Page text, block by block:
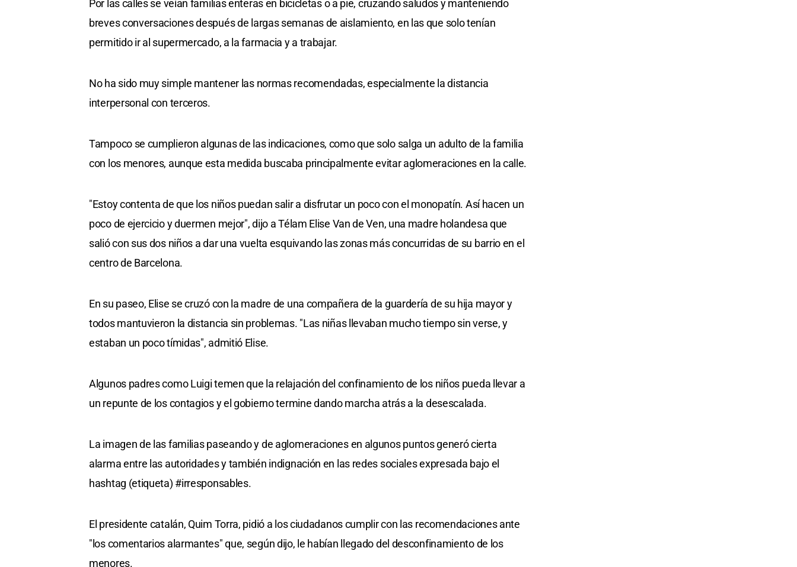
Por las calles se veían familias enteras en bicicletas o a pie, cruzando saludos y manteniendo
breves conversaciones después de largas semanas de aislamiento, en las que solo tenían
permitido ir al supermercado, a la farmacia y a trabajar.
No ha sido muy simple mantener las normas recomendadas, especialmente la distancia
interpersonal con terceros.
Tampoco se cumplieron algunas de las indicaciones, como que solo salga un adulto de la familia
con los menores, aunque esta medida buscaba principalmente evitar aglomeraciones en la calle.
"Estoy contenta de que los niños puedan salir a disfrutar un poco con el monopatín. Así hacen un
poco de ejercicio y duermen mejor", dijo a Télam Elise Van de Ven, una madre holandesa que
salió con sus dos niños a dar una vuelta esquivando las zonas más concurridas de su barrio en el
centro de Barcelona.
En su paseo, Elise se cruzó con la madre de una compañera de la guardería de su hija mayor y
todos mantuvieron la distancia sin problemas. "Las niñas llevaban mucho tiempo sin verse, y
estaban un poco tímidas", admitió Elise.
Algunos padres como Luigi temen que la relajación del confinamiento de los niños pueda llevar a
un repunte de los contagios y el gobierno termine dando marcha atrás a la desescalada.
La imagen de las familias paseando y de aglomeraciones en algunos puntos generó cierta
alarma entre las autoridades y también indignación en las redes sociales expresada bajo el
hashtag (etiqueta) #irresponsables.
El presidente catalán, Quim Torra, pidió a los ciudadanos cumplir con las recomendaciones ante
"los comentarios alarmantes" que, según dijo, le habían llegado del desconfinamiento de los
menores.